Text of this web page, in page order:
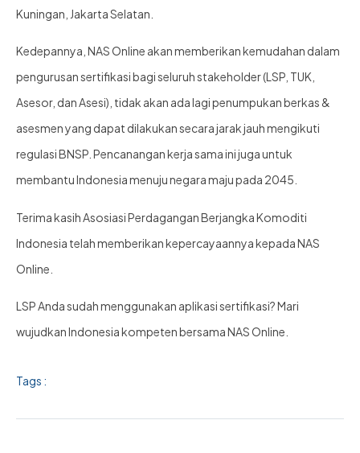
Kuningan, Jakarta Selatan.
Kedepannya, NAS Online akan memberikan kemudahan dalam
pengurusan sertifikasi bagi seluruh stakeholder (LSP, TUK,
Asesor, dan Asesi), tidak akan ada lagi penumpukan berkas &
asesmen yang dapat dilakukan secara jarak jauh mengikuti
regulasi BNSP. Pencanangan kerja sama ini juga untuk
membantu Indonesia menuju negara maju pada 2045.
Terima kasih Asosiasi Perdagangan Berjangka Komoditi
Indonesia telah memberikan kepercayaannya kepada NAS
Online.
LSP Anda sudah menggunakan aplikasi sertifikasi? Mari
wujudkan Indonesia kompeten bersama NAS Online.
Tags :